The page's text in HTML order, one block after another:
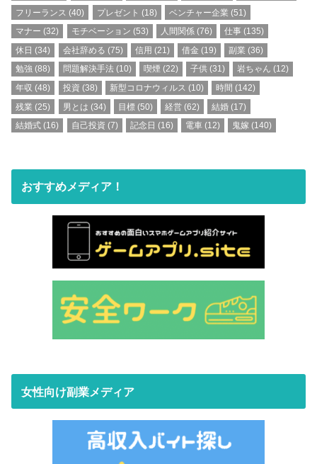
フリーランス (40) プレゼント (18) ベンチャー企業 (51)
マナー (32) モチベーション (53) 人間関係(76) 仕事 (135)
休日 (34) 会社辞める (75) 信用 (21) 借金 (19) 副業 (36)
勉強 (88) 問題解決手法 (10) 喫煙 (22) 子供 (31) 岩ちゃん (12)
年収 (48) 投資 (38) 新型コロナウィルス (10) 時間 (142)
残業 (25) 男とは (34) 目標(50) 経営 (62) 結婚 (17)
結婚式 (16) 自己投資 (7) 記念日 (16) 電車 (12) 鬼嫁 (140)
おすすめメディア！
女性向け副業メディア